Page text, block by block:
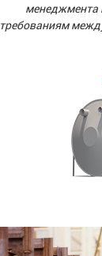
менеджмента
требованиям